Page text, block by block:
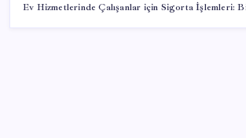
Ev Hizmetlerinde Çalışanlar için Sigorta İşlemleri: